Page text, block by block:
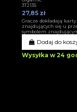
3T2135
27,85 zł
Gracze dokładają
znajdujących się u
symbolem
Dodaj do
Wysyłka w 24